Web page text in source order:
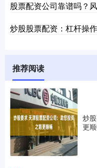
股票配资公司靠谱吗？
炒股股票配资：杠杆操
推荐阅读
炒
更